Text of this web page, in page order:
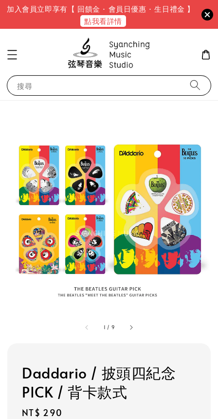
加入會員立即享有【 回饋金 · 會員日優惠 · 生日禮金 】
點我看詳情
搜尋
1 / 9
Daddario / 披頭四紀念
PICK / 背卡款式
Regular
NT$ 290